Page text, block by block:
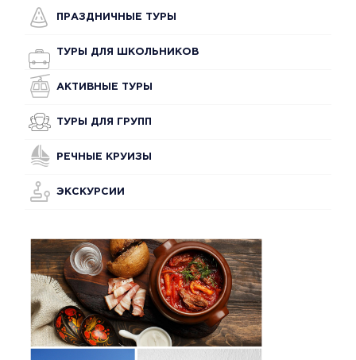
ПРАЗДНИЧНЫЕ ТУРЫ
ТУРЫ ДЛЯ ШКОЛЬНИКОВ
АКТИВНЫЕ ТУРЫ
ТУРЫ ДЛЯ ГРУПП
РЕЧНЫЕ КРУИЗЫ
ЭКСКУРСИИ